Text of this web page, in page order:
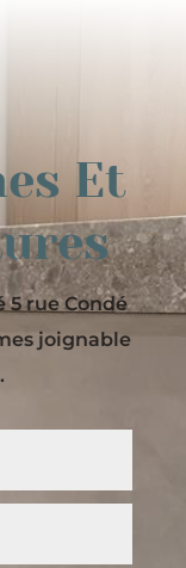
Et
5 rue Condé
joignable